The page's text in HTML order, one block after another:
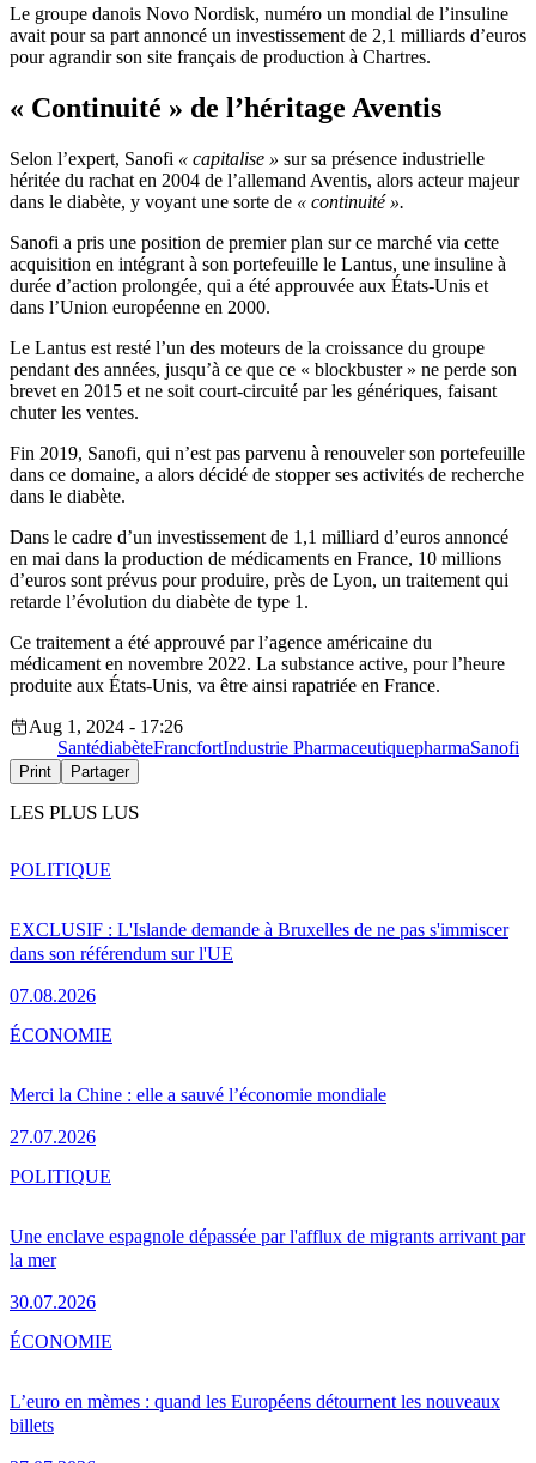
Le groupe danois Novo Nordisk, numéro un mondial de l’insuline
avait pour sa part annoncé un investissement de 2,1 milliards d’euros
pour agrandir son site français de production à Chartres.
« Continuité » de l’héritage Aventis
Selon l’expert, Sanofi « capitalise » sur sa présence industrielle
héritée du rachat en 2004 de l’allemand Aventis, alors acteur majeur
dans le diabète, y voyant une sorte de « continuité ».
Sanofi a pris une position de premier plan sur ce marché via cette
acquisition en intégrant à son portefeuille le Lantus, une insuline à
durée d’action prolongée, qui a été approuvée aux États-Unis et
dans l’Union européenne en 2000.
Le Lantus est resté l’un des moteurs de la croissance du groupe
pendant des années, jusqu’à ce que ce « blockbuster » ne perde son
brevet en 2015 et ne soit court-circuité par les génériques, faisant
chuter les ventes.
Fin 2019, Sanofi, qui n’est pas parvenu à renouveler son portefeuille
dans ce domaine, a alors décidé de stopper ses activités de recherche
dans le diabète.
Dans le cadre d’un investissement de 1,1 milliard d’euros annoncé
en mai dans la production de médicaments en France, 10 millions
d’euros sont prévus pour produire, près de Lyon, un traitement qui
retarde l’évolution du diabète de type 1.
Ce traitement a été approuvé par l’agence américaine du
médicament en novembre 2022. La substance active, pour l’heure
produite aux États-Unis, va être ainsi rapatriée en France.
Aug 1, 2024 - 17:26
SantédiabèteFrancfortIndustrie PharmaceutiquepharmaSanofi
Print Partager
LES PLUS LUS
EXCLUSIF : L'Islande demande à Bruxelles de ne pas s'immiscer
dans son référendum sur l'UE
07.08.2026
POLITIQUE
Merci la Chine : elle a sauvé l’économie mondiale
27.07.2026
ÉCONOMIE
Une enclave espagnole dépassée par l'afflux de migrants arrivant par
la mer
30.07.2026
POLITIQUE
L’euro en mèmes : quand les Européens détournent les nouveaux
billets
ÉCONOMIE